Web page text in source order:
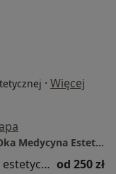
· Więcej
OKO-TEST Diagnostyka i Chirurgia Oka Medycyna Estetyczna
Konsultacja z zakresu medycyny estetycznej od 250 zł